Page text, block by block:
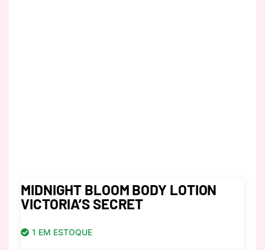
MIDNIGHT BLOOM BODY LOTION
VICTORIA’S SECRET
1 EM ESTOQUE